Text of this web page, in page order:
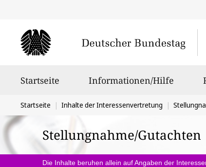
Startseite Informationen/Hilfe
Sie
befinden
sich
hier:
Startseite Inhalte der Interessenvertretung
Stellungnahme/Gutachten
Die Inhalte beruhen allein auf Angaben der